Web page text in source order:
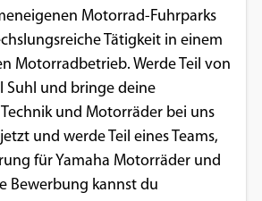
Motorrad-Fuhrparks
Tätigkeit in einem
Motorradbetrieb. Werde Teil von
Suhl und bringe deine
und Motorräder bei uns
und werde Teil eines Teams,
für Yamaha Motorräder und
Bewerbung kannst du